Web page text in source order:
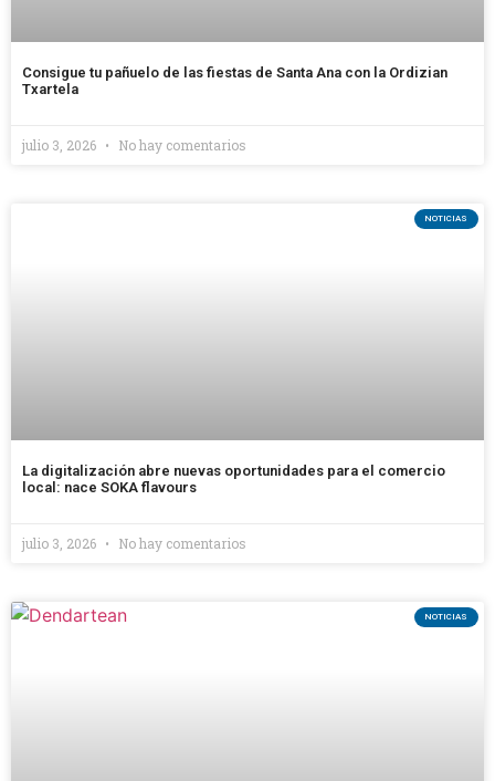
Consigue tu pañuelo de las fiestas de Santa Ana con la Ordizian
Txartela
julio 3, 2026 No hay comentarios
NOTICIAS
La digitalización abre nuevas oportunidades para el comercio
local: nace SOKA flavours
julio 3, 2026 No hay comentarios
NOTICIAS